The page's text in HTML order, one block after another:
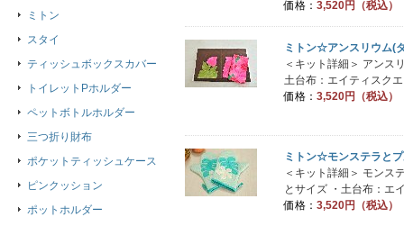
価格： 3,520円（税込）
ミトン☆アンスリウム(
＜キット詳細＞ アンス
土台布：エイティスク
価格： 3,520円（税込）
ミトン☆モンステラと
＜キット詳細＞ モンス
とサイズ ・土台布：エ
価格： 3,520円（税込）
ミトン
スタイ
ティッシュボックスカバー
トイレットPホルダー
ペットボトルホルダー
三つ折り財布
ポケットティッシュケース
ピンクッション
ポットホルダー